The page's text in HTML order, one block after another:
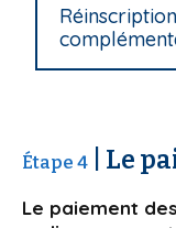
Étape 4 | Le
Le paiement